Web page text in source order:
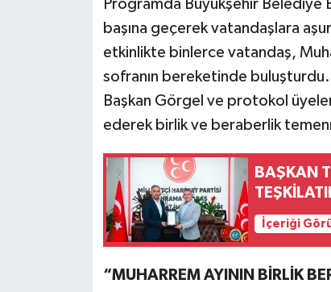
Programda Büyükşehir Belediye
başına geçerek vatandaşlara
etkinlikte binlerce vatandaş,
sofranın bereketinde
Başkan Görgel ve protokol
ederek birlik ve beraberlik
BAŞKAN
İçeriği
“MUHARREM AYININ BİRLİK